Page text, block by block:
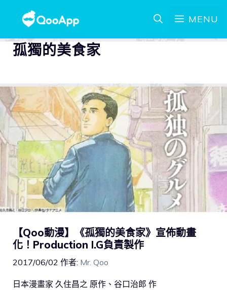
MENU
孤獨的美食家
【Qoo動漫】《孤獨的美食家》宣佈動畫
化！Production I.G負責製作
2017/06/02 作者: Mr. Qoo
日本漫畫家 久住昌之 原作、谷口治郎 作